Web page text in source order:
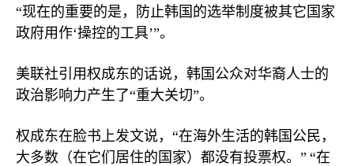
“现在的重要的是，防止韩国的选举制度被其它国家
政府用作‘操控的工具’”。
美联社引用权成东的话说，韩国公众对华裔人士的
政治影响力产生了“重大关切”。
权成东在脸书上发文说，“在海外生活的韩国公民，
大多数（在它们居住的国家）都没有投票权。” “在